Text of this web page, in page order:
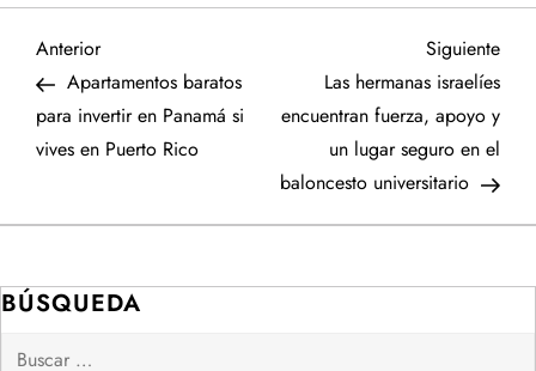
N
a
v
e
g
a
Entrada
anterior
Anterior
Apartamentos baratos
para invertir en Panamá si
vives en Puerto Rico
Siguiente
Las hermanas israelíes
encuentran fuerza, apoyo y
un lugar seguro en el
baloncesto universitario
BÚSQUEDA
Buscar: